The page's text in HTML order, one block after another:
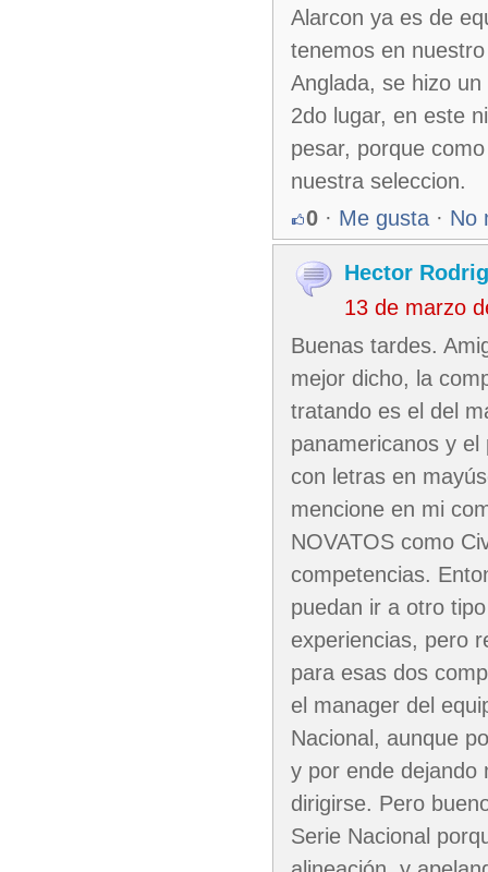
Alarcon ya es de
tenemos en
Anglada, se hizo
2do lugar, en este
pesar, porque
nuestra seleccion.
0 · Me gusta · No
Hector
13 de marzo
Buenas tardes.
mejor dicho, la
tratando es el del
panamericanos y
con letras en
mencione en mi
NOVATOS como
competencias.
puedan ir a otro
experiencias, pero
para esas dos
el manager del
Nacional, aunque
y por ende dejando
dirigirse. Pero
Serie Nacional